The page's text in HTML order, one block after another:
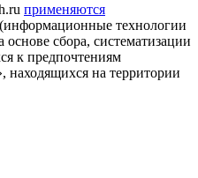
применяются
(информационные технологии
сбора, систематизации
к предпочтениям
находящихся на территории